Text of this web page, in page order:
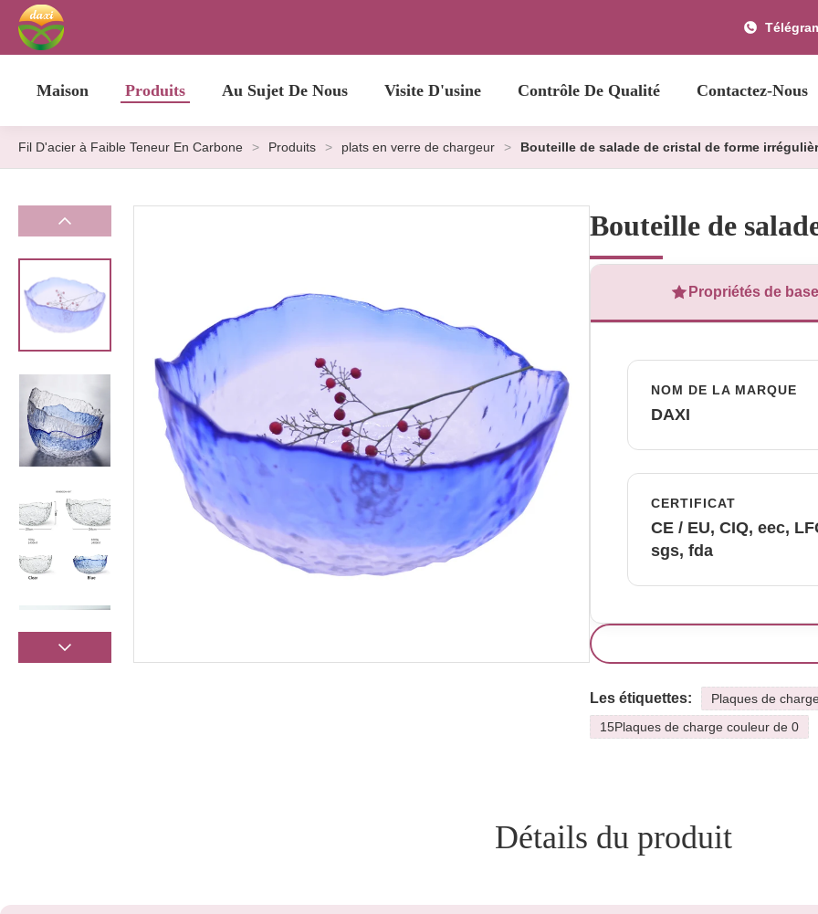
Maison Produits Au Sujet De Nous Visite D'usine Contrôle De Qualité Contactez-Nous
Fil D'acier à Faible Teneur En Carbone > Produits > plats en verre de chargeur > Bouteille de salade de cristal de forme
Bouteille de
Propriétés de base
NOM DE LA MARQUE
DAXI
CERTIFICAT
CE / EU, CIQ, eec,
sgs, fda
Les étiquettes: Plaques de
15Plaques de charge couleur de 0
Détails du produit